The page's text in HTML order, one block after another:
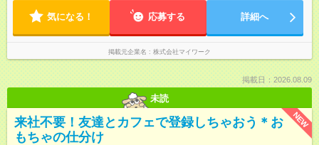
気になる！ 応募する 詳細へ
掲載元企業名 株式会社マイワーク
掲載日：2026.08.09
未読
NEW
来社不要！友達とカフェで登録しちゃおう＊お
もちゃの仕分け